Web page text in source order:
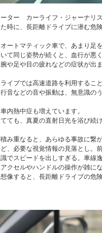
ター カーライフ・ジャーナリ
時に、長距離ドライブに潜む危
ートマティック車で、あまり足
て同じ姿勢が続くと、血行が悪く
や足や目の疲れなどの症状が出ま
イブでは高速道路を利用するこ
音などの音や振動は、無意識の
内熱中症も増えています。
ても、真夏の直射日光を浴び続け
み重なると、あらゆる事故に繋
、必要な視覚情報の見落とし。
でスピードを出しすぎる。車線逸
クセルやハンドルの操作が雑に
像すると、長距離ドライブの危